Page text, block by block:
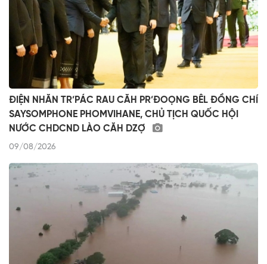
ĐIỆN NHĂN TR’PÁC RAU CĂH PR’ĐOỌNG BÊL ĐỒNG CHÍ
SAYSOMPHONE PHOMVIHANE, CHỦ TỊCH QUỐC HỘI
NƯỚC CHDCND LÀO CĂH DZỢ
09/08/2026